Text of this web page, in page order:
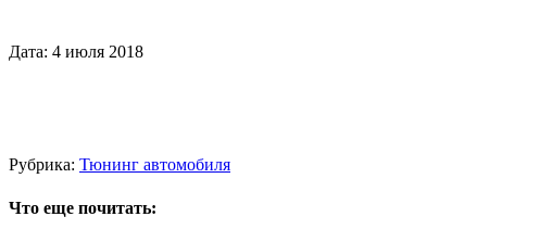
Дата: 4 июля 2018
Рубрика: Тюнинг автомобиля
Что еще почитать: